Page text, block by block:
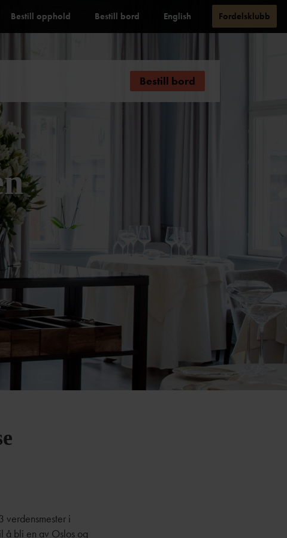
Bestill opphold Bestill bord English Fordelsklubb
Bestill bord
verdensmester i
å bli en av Oslos og